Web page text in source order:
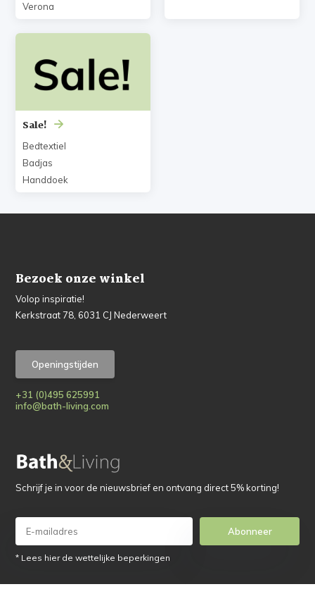
Verona
Sale!
Bedtextiel
Badjas
Handdoek
Bezoek onze winkel
Volop inspiratie!
Kerkstraat 78, 6031 CJ Nederweert
Openingstijden
+31 (0)495 625991
info@bath-living.com
Schrijf je in voor de nieuwsbrief en ontvang direct 5% korting!
Abonneer
* Lees hier de wettelijke beperkingen